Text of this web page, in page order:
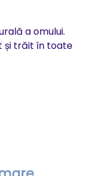
a omului.
și trăit în toate